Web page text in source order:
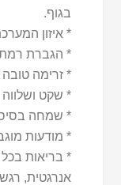
בגוף.
* איזון
* הגברת רמת
* זרימה
* שקט ושלווה
* שמחה
* מודעות
* בריאות בכל
אנרגטית,